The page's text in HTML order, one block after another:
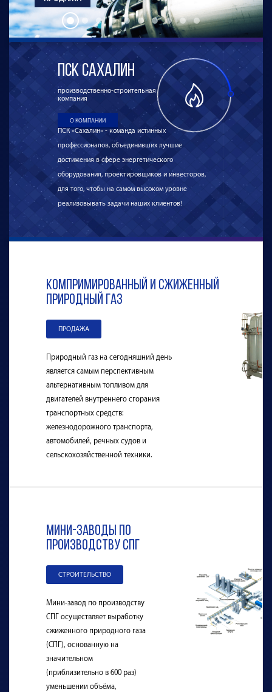
ПСК Сахалин
производственно-строительная
компания
О КОМПАНИИ
ПСК «Сахалин» - команда истинных
профессионалов, объединивших лучшие
достижения в сфере энергетического
оборудования, проектировщиков и инвесторов,
для того, чтобы на самом высоком уровне
реализовывать задачи наших клиентов!
Компримированный и сжиженный
природный газ
ПРОДАЖА
Природный газ на сегодняшний день
является самым перспективным
альтернативным топливом для
двигателей внутреннего сгорания
транспортных средств:
железнодорожного транспорта,
автомобилей, речных судов и
сельскохозяйственной техники.
Мини-заводы по
производству СПГ
СТРОИТЕЛЬСТВО
Мини-завод по производству
СПГ осуществляет выработку
сжиженного природного газа
(СПГ), основанную на
значительном
(приблизительно в 600 раз)
уменьшении объёма,